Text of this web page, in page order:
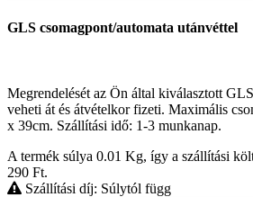
GLS csomagpont/automata utánvéttel
Megrendelését az Ön által kiválasztott
veheti át és átvételkor fizeti. Maximális
x 39cm. Szállítási idő: 1-3 munkanap.
A termék súlya 0.01 Kg, így a szállítási
290 Ft.
Szállítási díj: Súlytól függ